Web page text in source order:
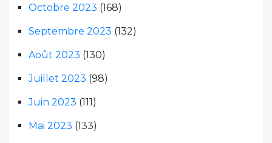
Octobre 2023 (168)
Septembre 2023 (132)
Août 2023 (130)
Juillet 2023 (98)
Juin 2023 (111)
Mai 2023 (133)